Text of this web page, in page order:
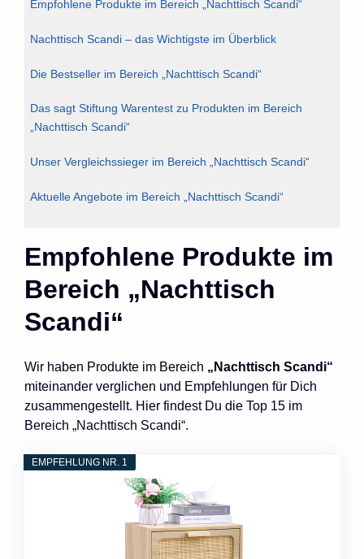
Empfohlene Produkte im Bereich „Nachttisch Scandi“
Nachttisch Scandi – das Wichtigste im Überblick
Die Bestseller im Bereich „Nachttisch Scandi“
Das sagt Stiftung Warentest zu Produkten im Bereich
„Nachttisch Scandi“
Unser Vergleichssieger im Bereich „Nachttisch Scandi“
Aktuelle Angebote im Bereich „Nachttisch Scandi“
Empfohlene Produkte im
Bereich „Nachttisch
Scandi“
Wir haben Produkte im Bereich „Nachttisch Scandi“
miteinander verglichen und Empfehlungen für Dich
zusammengestellt. Hier findest Du die Top 15 im
Bereich „Nachttisch Scandi“.
EMPFEHLUNG NR. 1